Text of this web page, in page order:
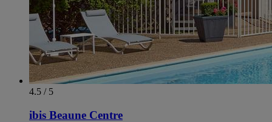
4.5 / 5
ibis Beaune Centre